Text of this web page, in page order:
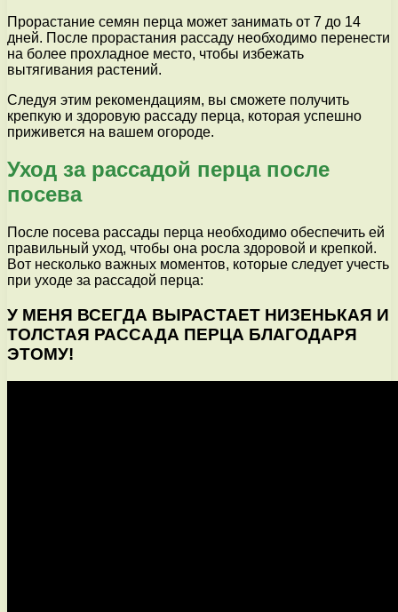
Прорастание семян перца может занимать от 7 до 14
дней. После прорастания рассаду необходимо перенести
на более прохладное место, чтобы избежать
вытягивания растений.
Следуя этим рекомендациям, вы сможете получить
крепкую и здоровую рассаду перца, которая успешно
приживется на вашем огороде.
Уход за рассадой перца после
посева
После посева рассады перца необходимо обеспечить ей
правильный уход, чтобы она росла здоровой и крепкой.
Вот несколько важных моментов, которые следует учесть
при уходе за рассадой перца:
У МЕНЯ ВСЕГДА ВЫРАСТАЕТ НИЗЕНЬКАЯ И
ТОЛСТАЯ РАССАДА ПЕРЦА БЛАГОДАРЯ
ЭТОМУ!